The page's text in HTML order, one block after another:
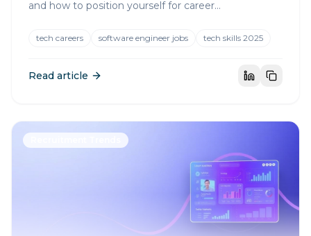
and how to position yourself for career
tech careers software engineer jobs tech skills 2025
Read article